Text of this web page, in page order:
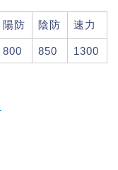
陽防 陰防 速力
800 850 1300